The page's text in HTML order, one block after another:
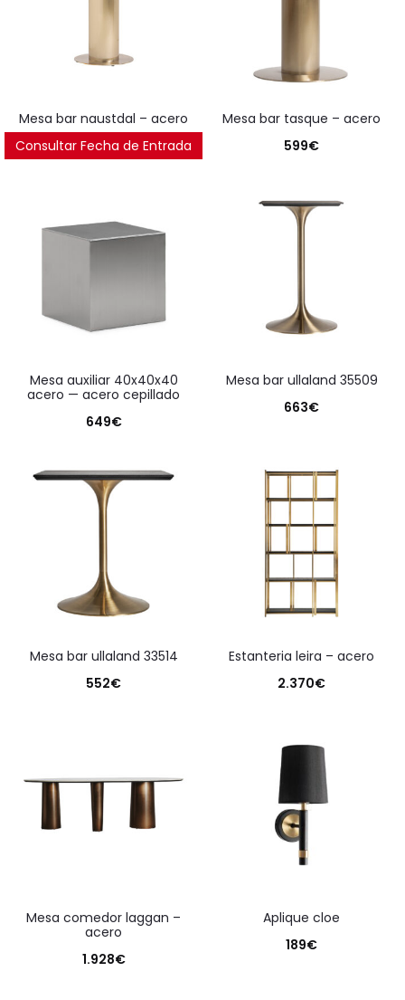
mesa bar naustdal – acero
599€
Consultar Fecha de Entrada
mesa bar tasque – acero
599€
mesa auxiliar 40x40x40
acero — acero cepillado
649€
mesa bar ullaland 35509
663€
mesa bar ullaland 33514
552€
estanteria leira – acero
2.370€
mesa comedor laggan –
acero
1.928€
aplique cloe
189€